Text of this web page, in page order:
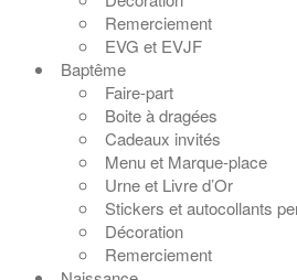
Remerciement
EVG et EVJF
Baptême
Faire-part
Boite à dragées
Cadeaux invités
Menu et Marque-place
Urne et Livre d’Or
Stickers et autocollants
Décoration
Remerciement